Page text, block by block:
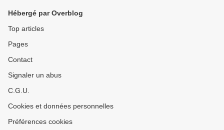
Hébergé par Overblog
Top articles
Pages
Contact
Signaler un abus
C.G.U.
Cookies et données personnelles
Préférences cookies